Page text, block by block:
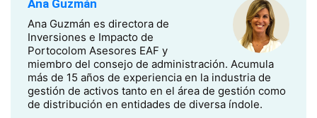
Ana Guzmán
Ana Guzmán es directora de
Inversiones e Impacto de
Portocolom Asesores EAF y
miembro del consejo de administración. Acumula
más de 15 años de experiencia en la industria de
gestión de activos tanto en el área de gestión como
de distribución en entidades de diversa índole.